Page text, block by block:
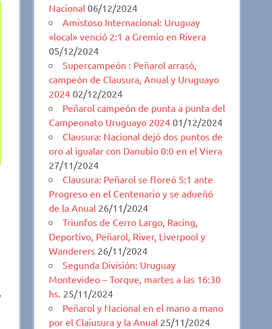
Nacional 06/12/2024
Amistoso Internacional: Uruguay
«local» venció 2:1 a Gremio en Rivera
05/12/2024
Supercampeón : Peñarol arrasó,
campeón de Clausura, Anual y Uruguayo
2024 02/12/2024
Peñarol campeón de punta a punta del
Campeonato Uruguayo 2024 01/12/2024
Clausura: Nacional dejó dos puntos de
oro al igualar con Danubio 0:0 en el Viera
27/11/2024
Clausura: Peñarol se floreó 5:1 ante
Progreso en el Centenario y se adueñó
de la Anual 26/11/2024
Triunfos de Cerro Largo, Racing,
Deportivo, Peñarol, River, Liverpool y
Wanderers 26/11/2024
Segunda División: Uruguay
Montevideo – Torque, martes a las 16:30
hs. 25/11/2024
Peñarol y Nacional en el mano a mano
por el Claiusura y la Anual 25/11/2024